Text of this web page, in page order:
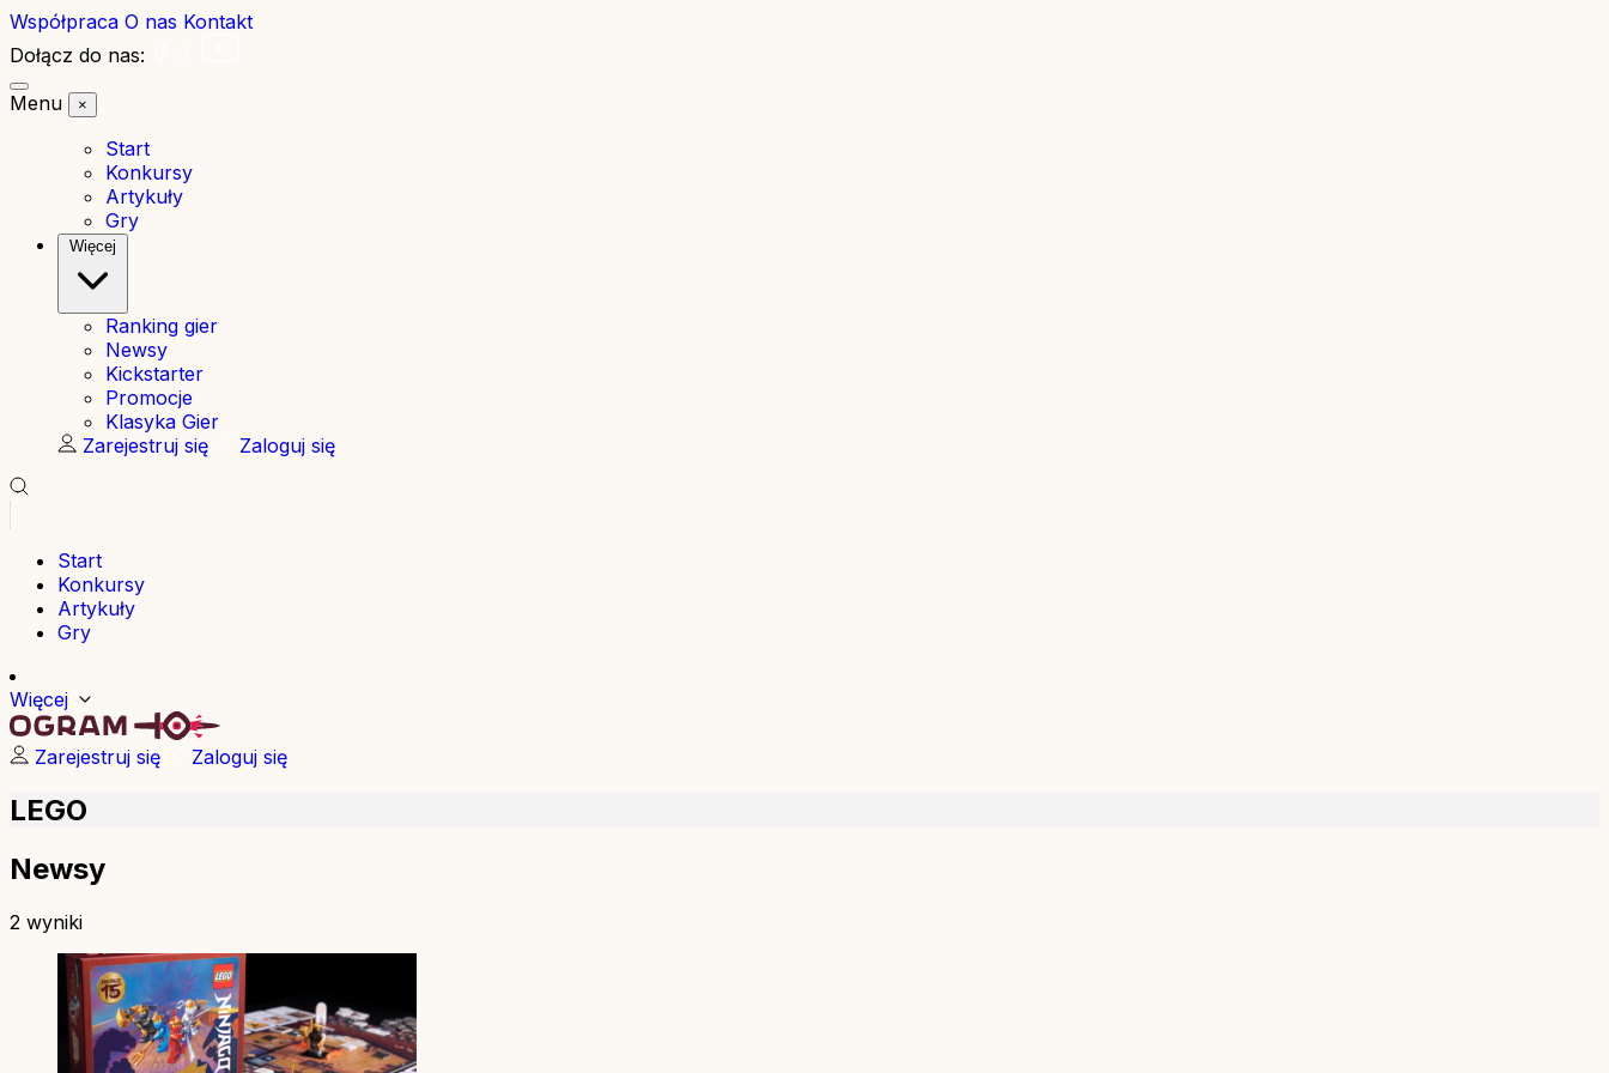
Współpraca O nas Kontakt
Dołącz do nas:
Menu
×
Start
Konkursy
Artykuły
Gry
Więcej
Ranking gier
Newsy
Kickstarter
Promocje
Klasyka Gier
Zarejestruj się
Zaloguj się
Start
Konkursy
Artykuły
Gry
Więcej
Zarejestruj się Zaloguj się
LEGO
Newsy
2 wyniki